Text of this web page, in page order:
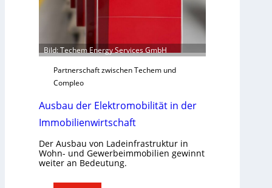
s
e
.
Bild: Techem Energy Services GmbH
Partnerschaft zwischen Techem und
Compleo
Ausbau der Elektromobilität in der
Immobilienwirtschaft
Der Ausbau von Ladeinfrastruktur in
Wohn- und Gewerbeimmobilien gewinnt
weiter an Bedeutung.